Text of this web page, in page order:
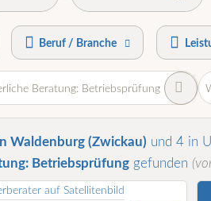
Beruf / Branche
Beratung: Betriebsprüfung
Waldenburg (Zwickau) und 4 in
Betriebsprüfung gefunden